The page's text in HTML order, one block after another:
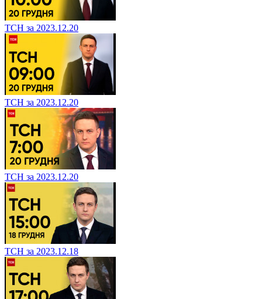
ТСН за 2023.12.20
ТСН за 2023.12.20
ТСН за 2023.12.20
ТСН за 2023.12.18